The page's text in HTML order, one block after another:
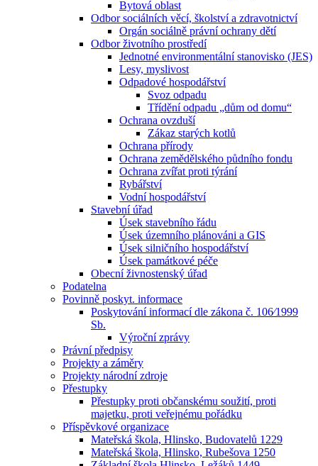
Bytová oblast
Odbor sociálních věcí, školství a zdravotnictví
Orgán sociálně právní ochrany dětí
Odbor životního prostředí
Jednotné environmentální stanovisko (JES)
Lesy, myslivost
Odpadové hospodářství
Svoz odpadu
Třídění odpadu „dům od domu“
Ochrana ovzduší
Zákaz starých kotlů
Ochrana přírody
Ochrana zemědělského půdního fondu
Ochrana zvířat proti týrání
Rybářství
Vodní hospodářství
Stavební úřad
Úsek stavebního řádu
Úsek územního plánováni a GIS
Úsek silničního hospodářství
Úsek památkové péče
Obecní živnostenský úřad
Podatelna
Povinně poskyt. informace
Poskytování informací dle zákona č. 106⁄1999
Sb.
Výroční zprávy
Právní předpisy
Projekty a záměry
Projekty národní zdroje
Přestupky
Přestupky proti občanskému soužití, proti
majetku, proti veřejnému pořádku
Příspěvkové organizace
Mateřská škola, Hlinsko, Budovatelů 1229
Mateřská škola, Hlinsko, Rubešova 1250